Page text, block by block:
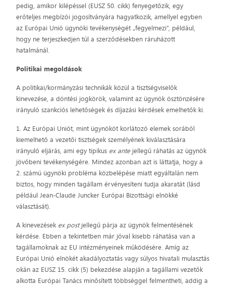
pedig, amikor kilépéssel (EUSZ 50. cikk) fenyegetőzik, egy
erőteljes megbízói jogosítványára hagyatkozik, amellyel egyben
az Európai Unió ügynöki tevékenységét „fegyelmezi”, például,
hogy ne terjeszkedjen túl a szerződésekben ráruházott
hatalmánál.
Politikai megoldások
A politikai/kormányzási technikák közül a tisztségviselők
kinevezése, a döntési jogkörök, valamint az ügynök ösztönzésére
irányuló szankciós lehetőségek és díjazási kérdések emelhetők ki.
1. Az Európai Uniót, mint ügynököt korlátozó elemek sorából
kiemelhető a vezetői tisztségek személyének kiválasztására
irányuló eljárás, ami egy tipikus ex antejellegű ráhatás az ügynök
jövőbeni tevékenységére. Mindez azonban azt is láttatja, hogy a
2. számú ügynöki probléma közbelépése miatt egyáltalán nem
biztos, hogy minden tagállam érvényesíteni tudja akaratát (lásd
például Jean-Claude Juncker Európai Bizottsági elnökké
választását).
A kinevezések ex postjellegű párja az ügynök felmentésének
kérdése. Ebben a tekintetben már jóval kisebb ráhatása van a
tagállamoknak az EU intézményeinek működésére. Amíg az
Európai Unió elnökét akadályoztatás vagy súlyos hivatali mulasztás
okán az EUSZ 15. cikk (5) bekezdése alapján a tagállami vezetők
alkotta Európai Tanács minősített többséggel felmentheti, addig a